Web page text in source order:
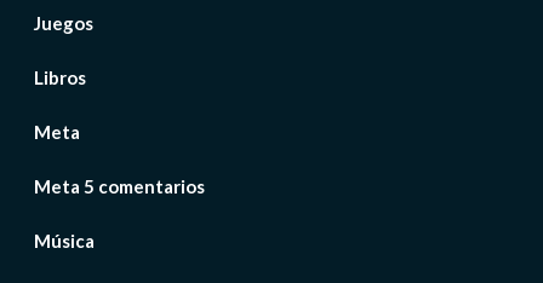
Juegos
Libros
Meta
Meta 5 comentarios
Música